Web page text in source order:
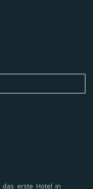
das erste Hotel in